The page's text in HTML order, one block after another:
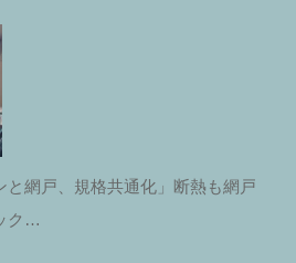
と網戸、規格共通化」断熱も網戸
ク…